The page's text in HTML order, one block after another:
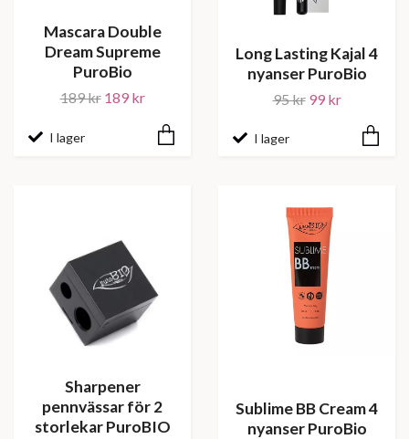
Mascara Double
Dream Supreme
PuroBio
189 kr 189 kr
I lager
Long Lasting Kajal 4
nyanser PuroBio
95 kr 99 kr
I lager
Sharpener
pennvässar för 2
storlekar PuroBIO
Sublime BB Cream 4
nyanser PuroBio